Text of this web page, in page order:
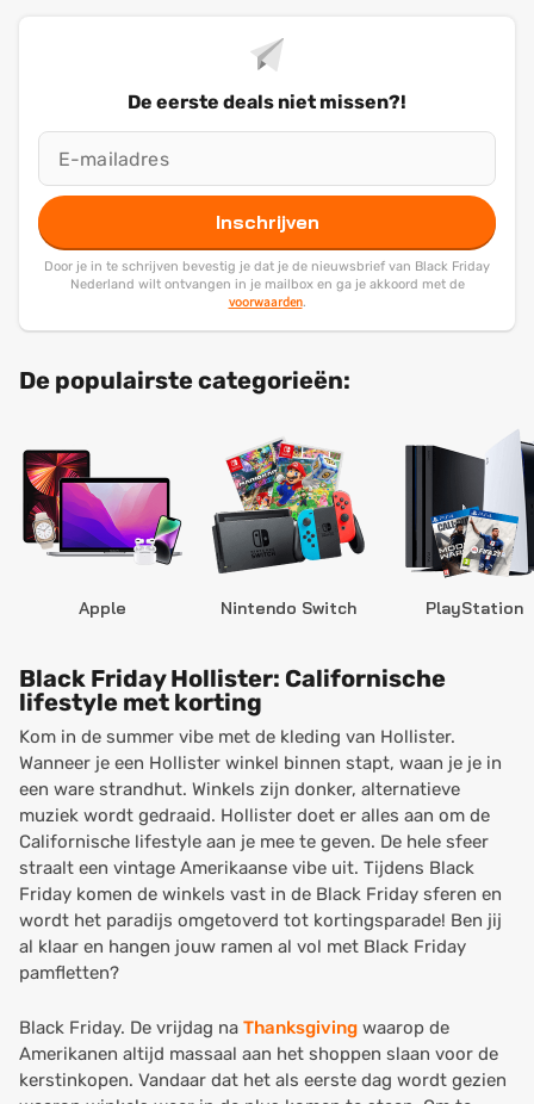
De eerste deals niet missen?!
Inschrijven
Door je in te schrijven bevestig je dat je de nieuwsbrief van Black Friday
Nederland wilt ontvangen in je mailbox en ga je akkoord met de
voorwaarden.
De populairste categorieën:
Apple Nintendo Switch PlayStation
Black Friday Hollister: Californische
lifestyle met korting
Kom in de summer vibe met de kleding van Hollister.
Wanneer je een Hollister winkel binnen stapt, waan je je in
een ware strandhut. Winkels zijn donker, alternatieve
muziek wordt gedraaid. Hollister doet er alles aan om de
Californische lifestyle aan je mee te geven. De hele sfeer
straalt een vintage Amerikaanse vibe uit. Tijdens Black
Friday komen de winkels vast in de Black Friday sferen en
wordt het paradijs omgetoverd tot kortingsparade! Ben jij
al klaar en hangen jouw ramen al vol met Black Friday
pamfletten?
Black Friday. De vrijdag na Thanksgiving waarop de
Amerikanen altijd massaal aan het shoppen slaan voor de
kerstinkopen. Vandaar dat het als eerste dag wordt gezien